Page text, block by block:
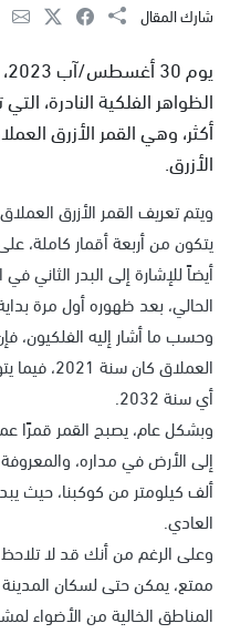
شارك المقال
أكثر، وهي القمر الأزرق
الأزرق.
ويتم تعريف القمر الأزرق
يتكون من أربعة أقمار كاملة،
أيضاً للإشارة إلى البدر الثاني
الحالي، بعد ظهوره أول مرة
وحسب ما أشار إليه الفلكيون،
أي سنة 2032.
وبشكل عام، يصبح القمر قمرًا
العادي.
وعلى الرغم من أنك قد لا
ممتع، يمكن حتى لسكان
المناطق الخالية من الأضواء